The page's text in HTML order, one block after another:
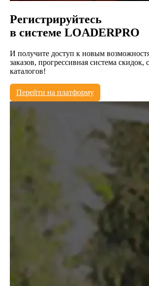
Регистрируйтесь
в системе LOADERPRO
И получите доступ к новым
заказов, прогрессивная система скидок,
каталогов!
Перейти на платформу